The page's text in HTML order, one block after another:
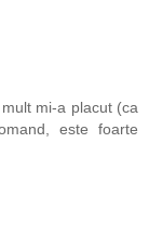
mi-a placut (ca
este foarte